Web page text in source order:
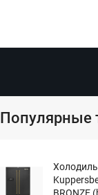
Популярные